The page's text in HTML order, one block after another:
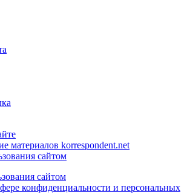
материалов korrespondent.net
сайтом
сайтом
конфиденциальности и персональных